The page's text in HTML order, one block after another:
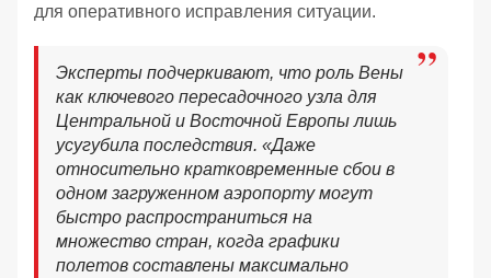
для оперативного исправления ситуации.
Эксперты подчеркивают, что роль Вены
как ключевого пересадочного узла для
Центральной и Восточной Европы лишь
усугубила последствия. «Даже
относительно кратковременные сбои в
одном загруженном аэропорту могут
быстро распространиться на
множество стран, когда графики
полетов составлены максимально